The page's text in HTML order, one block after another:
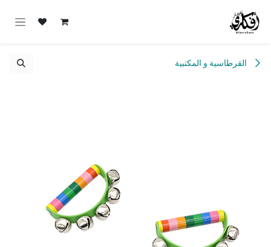
القرطاسية و المكتبية